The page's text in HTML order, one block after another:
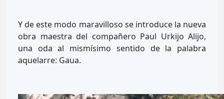
Y de este modo maravilloso se introduce la nueva
obra maestra del compañero Paul Urkijo Alijo,
una oda al mismísimo sentido de la palabra
aquelarre: Gaua.